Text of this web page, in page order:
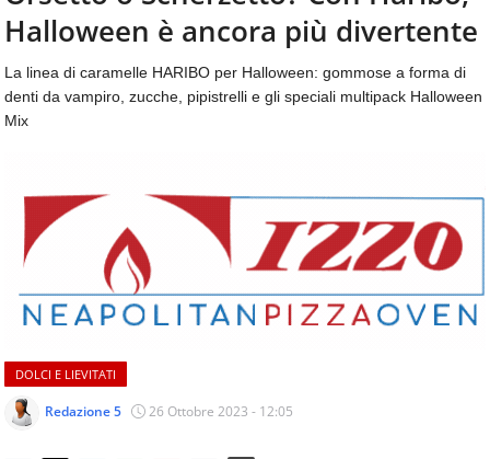
aggiornamenti
quotidiani
temi
come
ospitalità,
&
beverage,
catering
e
quotidiani
mondo
dell'alimentazione,
dei
consumi
CONTATTI
Halloween è ancora più divertente
La linea di caramelle HARIBO per Halloween: gommose a forma di
denti da vampiro, zucche, pipistrelli e gli speciali multipack Halloween
Mix
DOLCI E LIEVITATI
Redazione 5 26 Ottobre 2023 - 12:05